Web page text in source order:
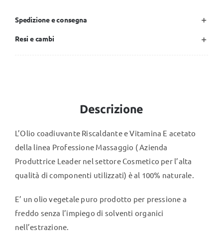
quantità
Spedizione e consegna
Resi e cambi
Descrizione
L’Olio coadiuvante Riscaldante e Vitamina E acetato
della linea Professione Massaggio ( Azienda
Produttrice Leader nel settore Cosmetico per l’alta
qualità di componenti utilizzati) è al 100% naturale.
E’ un olio vegetale puro prodotto per pressione a
freddo senza l’impiego di solventi organici
nell’estrazione.